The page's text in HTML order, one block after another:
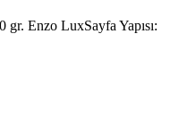
Enzo LuxSayfa Yapısı: